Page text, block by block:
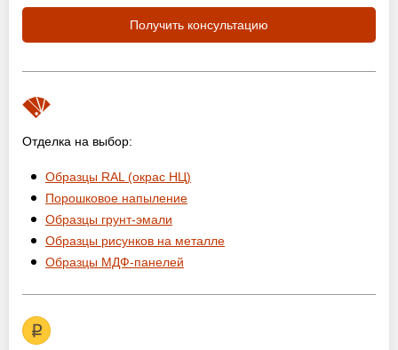
Получить консультацию
Отделка на выбор:
Образцы RAL (окрас НЦ)
Порошковое напыление
Образцы грунт-эмали
Образцы рисунков на металле
Образцы МДФ-панелей